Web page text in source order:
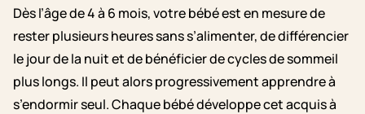
Dès l’âge de 4 à 6 mois, votre bébé est en mesure de
rester plusieurs heures sans s’alimenter, de différencier
le jour de la nuit et de bénéficier de cycles de sommeil
plus longs. Il peut alors progressivement apprendre à
s’endormir seul. Chaque bébé développe cet acquis à